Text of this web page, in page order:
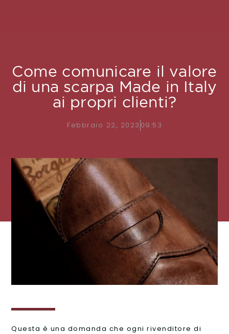
Come comunicare il valore
di una scarpa Made in Italy
ai propri clienti?
Febbraio 22, 2023 09:53
Questa è una domanda che ogni rivenditore di